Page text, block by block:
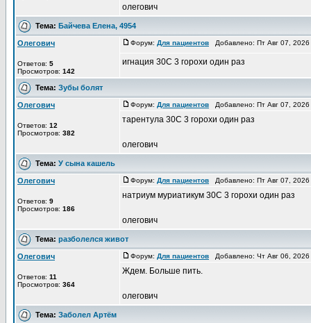
олегович
Тема: Байчева Елена, 4954
Олегович
Ответов: 5
Просмотров: 142
Форум: Для пациентов Добавлено: Пт Авг 07,
игнация 30С 3 горохи один раз
Тема: Зубы болят
Олегович
Ответов: 12
Просмотров: 382
Форум: Для пациентов Добавлено: Пт Авг 07,
тарентула 30С 3 горохи один раз
олегович
Тема: У сына кашель
Олегович
Ответов: 9
Просмотров: 186
Форум: Для пациентов Добавлено: Пт Авг 07,
натриум муриатикум 30С 3 горохи один раз
олегович
Тема: разболелся живот
Олегович
Ответов: 11
Просмотров: 364
Форум: Для пациентов Добавлено: Чт Авг 06,
Ждем. Больше пить.
олегович
Тема: Заболел Артём